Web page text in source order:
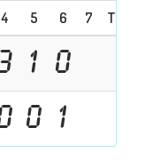
4 5 6 7
Totalt
1 0
0 1